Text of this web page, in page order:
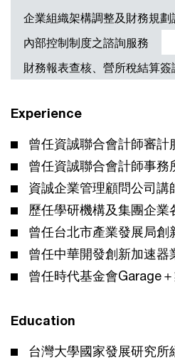
企業組織架構調整及財務規劃
內部控制制度之諮詢服務
財務報表查核、營所稅結算簽
Experience
曾任資誠聯合會計師審計
曾任資誠聯合會計師事務
資誠企業管理顧問公司講
歷任學研機構及集團企
曾任台北市產業發展局創
曾任中華開發創新加速器
曾任時代基金會Garage
Education
台灣大學國家發展研究所